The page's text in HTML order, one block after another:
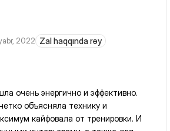
2022 Zal haqqında rəy
очень энергично и эффективно.
объясняла технику и
кайфовала от тренировки. И